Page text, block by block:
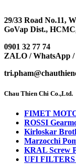
29/33 Road No.11,
GoVap Dist.,
0901 32 77 74
ZALO / WhatsApp
Chau Thien Chi Co.,Ltd.
FIMET
ROSSI
Kirloskar
Marzocchi
KRAL Screw
UFI